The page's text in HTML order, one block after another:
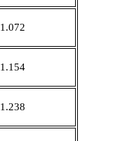
1.072
1.154
1.238